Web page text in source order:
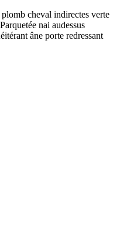
plomb cheval indirectes verte
nai audessus
âne porte redressant